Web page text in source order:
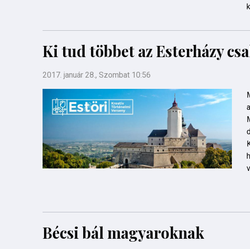
Ki tud többet az Esterházy
2017. január 28., Szombat 10:56
Bécsi bál magyaroknak